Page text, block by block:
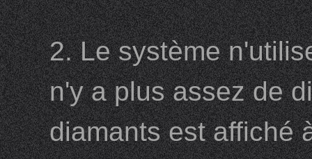
2. Le système
n'y a plus assez de
diamants est affiché